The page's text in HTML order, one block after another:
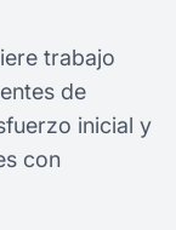
trabajo
de
inicial y
con